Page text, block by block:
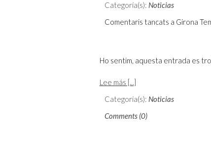
Categoría(s): Noticias
Comentaris tancats a Girona
Ho sentim, aquesta entrada es
Lee más [...]
Categoría(s): Noticias
Comments (0)